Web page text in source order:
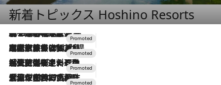
新着トピックス Hoshino Resorts
2026.8.7
【トンボの足水浴】ヒノキの香りに包まれて涼感マックス！約13℃の湧水かけ流しを避暑地「星野温泉 トンボの湯」で体験
2026.7.31
【ホテル帰省】という選択肢をOMOが提案。家族とほどよい距離を保つには「昼は実家、夜は気兼ねなくホテルで！」
2026.7.24
【夏限定ディナーコース】旬を迎える稚鮎や花ズッキーニなどをイタリア・トスカーナの郷土料理の手法で満喫！
2026.7.17
「土佐和ハーブかき氷」がOMO7高知に登場！生姜、山椒、大葉など目にも舌にも涼を呼ぶ郷土の味